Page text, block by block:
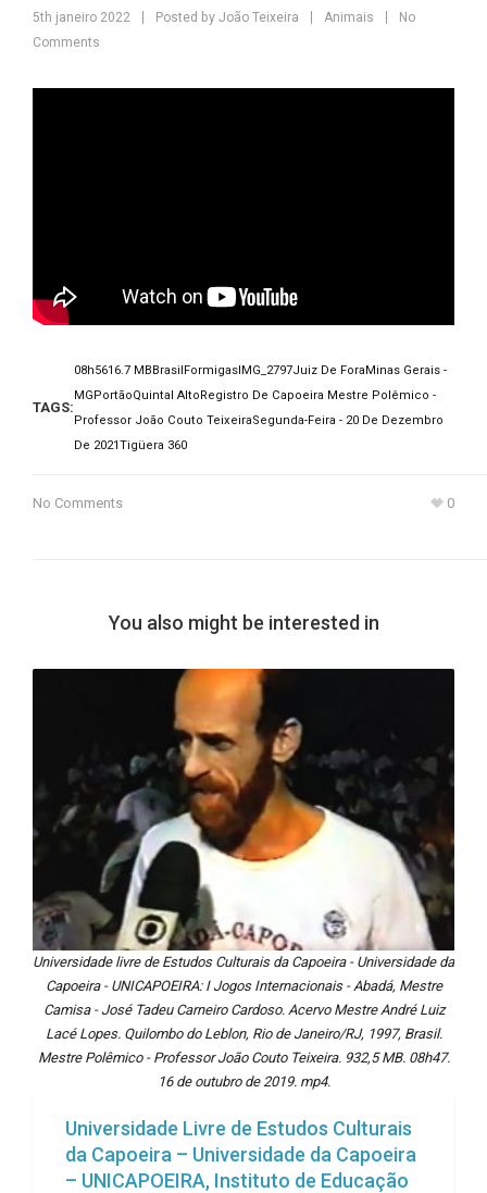
5th janeiro 2022 Posted by João Teixeira Animais
No
Comments
TAGS:
08h5616.7 MB Brasil Formigas IMG_2797Juiz De Fora Minas Gerais -
MG PortãoQuintal Alto Registro De Capoeira Mestre Polêmico -
Professor João Couto TeixeiraSegunda-Feira - 20 De Dezembro
De 2021Tigüera 360
No Comments 0
You also might be interested in
Universidade livre de Estudos Culturais da Capoeira - Universidade da
Capoeira - UNICAPOEIRA: I Jogos Internacionais - Abadá, Mestre
Camisa - José Tadeu Carneiro Cardoso. Acervo Mestre André Luiz
Lacé Lopes. Quilombo do Leblon, Rio de Janeiro/RJ, 1997, Brasil.
Mestre Polêmico - Professor João Couto Teixeira. 932,5 MB. 08h47.
16 de outubro de 2019. mp4.
Universidade Livre de Estudos Culturais
da Capoeira – Universidade da Capoeira
– UNICAPOEIRA, Instituto de Educação